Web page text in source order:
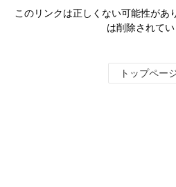
このリンクは正しくない可能性があ
は削除されてい
トップペー